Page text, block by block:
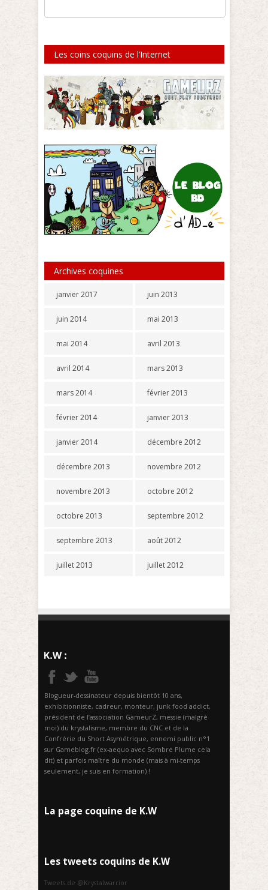
Les coins coquins de l’Internet
Archives coquines
janvier 2017
juin 2014
mai 2014
avril 2014
mars 2014
février 2014
janvier 2014
décembre 2013
novembre 2013
octobre 2013
septembre 2013
juillet 2013
juin 2013
mai 2013
avril 2013
mars 2013
février 2013
janvier 2013
décembre 2012
novembre 2012
octobre 2012
septembre 2012
août 2012
juillet 2012
Blogueur-dessinateur depuis bientôt 10 ans,
exhibitionniste, cadreur, monteur, junk food addict,
président de l’association GameurZ, messie (malgré
moi) du krystalisme, membre du CNC et de la
Confrérie du Short Asymétrique, ennemi public n°1
sur Gameblog.fr (ex-aequo avec Sombre Plume cela
dit) et parfois maître du monde (mais à mi-temps
seulement, je suis en formation) !
La page coquine de K.W
Les tweets coquins de K.W
Tweets de @Krystalwarrior